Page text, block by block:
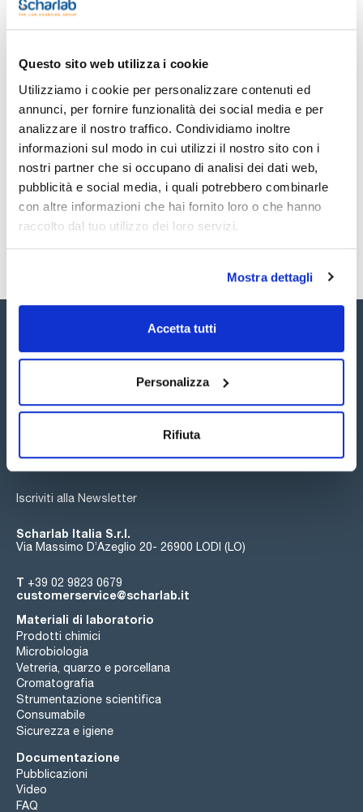
Questo sito web utilizza i cookie
Utilizziamo i cookie per personalizzare contenuti ed
annunci, per fornire funzionalità dei social media e per
analizzare il nostro traffico. Condividiamo inoltre
informazioni sul modo in cui utilizzi il nostro sito con i
nostri partner che si occupano di analisi dei dati web,
pubblicità e social media, i quali potrebbero combinarle
con altre informazioni che hai fornito loro o che hanno
raccolto dal tuo utilizzo dei loro servizi.
Mostra dettagli
Accetta tutti
Personalizza
Rifiuta
Seguici:
Iscriviti alla Newsletter
Scharlab Italia S.r.l.
Via Massimo D’Azeglio 20- 26900 LODI (LO)
T +39 02 9823 0679
customerservice@scharlab.it
Materiali di laboratorio
Prodotti chimici
Microbiologia
Vetreria, quarzo e porcellana
Cromatografia
Strumentazione scientifica
Consumabile
Sicurezza e igiene
Documentazione
Pubblicazioni
Video
FAQ